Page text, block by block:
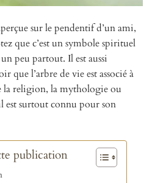
sur le pendentif d’un ami,
que c’est un symbole spirituel
peu partout. Il est aussi
que l’arbre de vie est associé à
la religion, la mythologie ou
est surtout connu pour son
publication